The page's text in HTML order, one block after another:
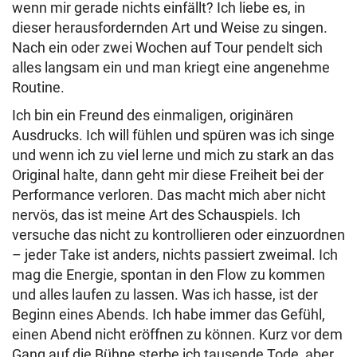
wenn mir gerade nichts einfällt? Ich liebe es, in
dieser herausfordernden Art und Weise zu singen.
Nach ein oder zwei Wochen auf Tour pendelt sich
alles langsam ein und man kriegt eine angenehme
Routine.
Ich bin ein Freund des einmaligen, originären
Ausdrucks. Ich will fühlen und spüren was ich singe
und wenn ich zu viel lerne und mich zu stark an das
Original halte, dann geht mir diese Freiheit bei der
Performance verloren. Das macht mich aber nicht
nervös, das ist meine Art des Schauspiels. Ich
versuche das nicht zu kontrollieren oder einzuordnen
– jeder Take ist anders, nichts passiert zweimal. Ich
mag die Energie, spontan in den Flow zu kommen
und alles laufen zu lassen. Was ich hasse, ist der
Beginn eines Abends. Ich habe immer das Gefühl,
einen Abend nicht eröffnen zu können. Kurz vor dem